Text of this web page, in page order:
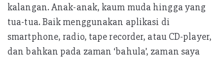
kalangan. Anak-anak, kaum muda hingga yang
tua-tua. Baik menggunakan aplikasi di
smartphone, radio, tape recorder, atau CD-player,
dan bahkan pada zaman ‘bahula’, zaman saya